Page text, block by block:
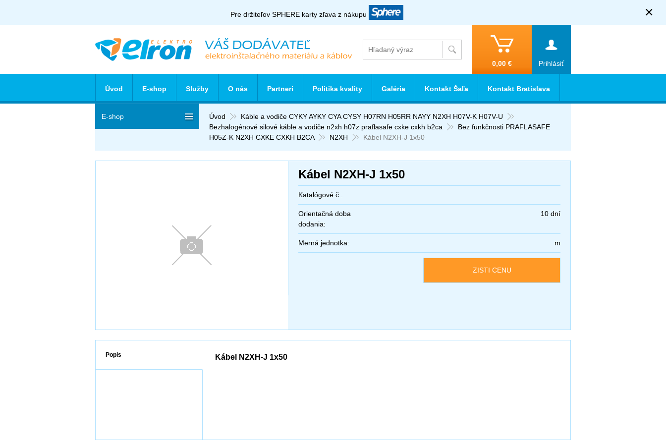
Pre držiteľov SPHERE karty zľava z nákupu ×
Prihlásiť
0,00 €
Úvod
Káble a vodiče CYKY AYKY CYA CYSY H07RN H05RR NAYY N2XH H07V-K H07V-U
Bezhalogénové silové káble a vodiče n2xh h07z praflasafe cxke cxkh b2ca
Bez funkčnosti PRAFLASAFE
H05Z-K N2XH CXKE CXKH B2CA
N2XH Kábel N2XH-J 1x50
Kábel N2XH-J 1x50
Katalógové č.:
Orientačná doba
dodania:
10 dní
Merná jednotka: m
ZISTI CENU
Popis Kábel N2XH-J 1x50
E-shop
Úvod E-shop Služby O nás Partneri Politika kvality Galéria Kontakt Šaľa Kontakt Bratislava